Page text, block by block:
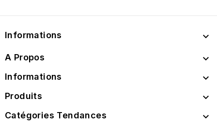
Informations 
A Propos 
Informations 
Produits 
Catégories Tendances 